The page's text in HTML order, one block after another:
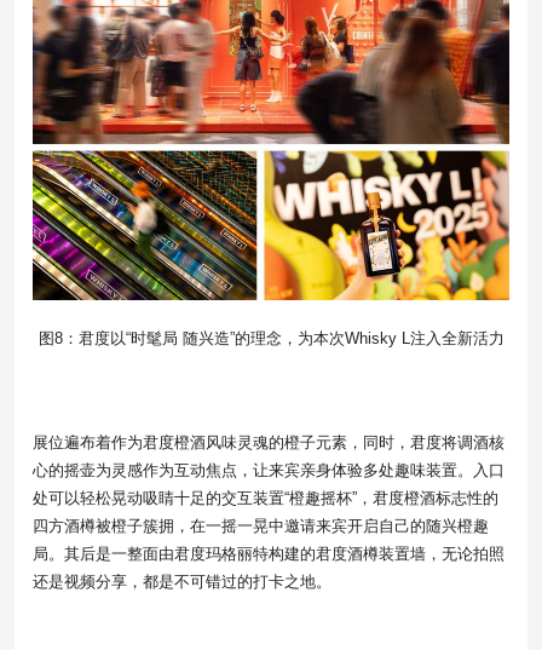
图8：君度以“时髦局 随兴造”的理念，为本次Whisky L注入全新活力
展位遍布着作为君度橙酒风味灵魂的橙子元素，同时，君度将调酒核
心的摇壶为灵感作为互动焦点，让来宾亲身体验多处趣味装置。入口
处可以轻松晃动吸睛十足的交互装置“橙趣摇杯”，君度橙酒标志性的
四方酒樽被橙子簇拥，在一摇一晃中邀请来宾开启自己的随兴橙趣
局。其后是一整面由君度玛格丽特构建的君度酒樽装置墙，无论拍照
还是视频分享，都是不可错过的打卡之地。